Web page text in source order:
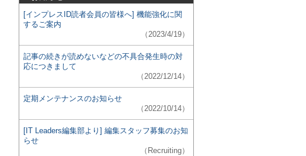
[インプレスID読者会員の皆様へ] 機能強化に関
するご案内
（2023/4/19）
記事の続きが読めないなどの不具合発生時の対
応につきまして
（2022/12/14）
定期メンテナンスのお知らせ
（2022/10/14）
[IT Leaders編集部より] 編集スタッフ募集のお知
らせ
（Recruiting）